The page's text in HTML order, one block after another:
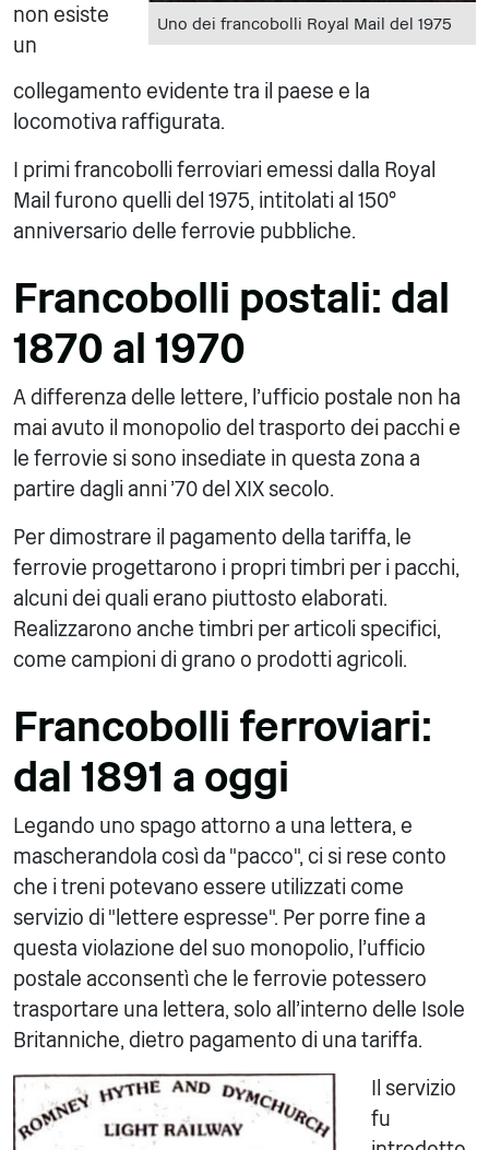
Uno dei francobolli Royal Mail del 1975
non esiste
un
collegamento evidente tra il paese e la
locomotiva raffigurata.
I primi francobolli ferroviari emessi dalla Royal
Mail furono quelli del 1975, intitolati al 150°
anniversario delle ferrovie pubbliche.
Francobolli postali: dal
1870 al 1970
A differenza delle lettere, l'ufficio postale non ha
mai avuto il monopolio del trasporto dei pacchi e
le ferrovie si sono insediate in questa zona a
partire dagli anni '70 del XIX secolo.
Per dimostrare il pagamento della tariffa, le
ferrovie progettarono i propri timbri per i pacchi,
alcuni dei quali erano piuttosto elaborati.
Realizzarono anche timbri per articoli specifici,
come campioni di grano o prodotti agricoli.
Francobolli ferroviari:
dal 1891 a oggi
Legando uno spago attorno a una lettera, e
mascherandola così da "pacco", ci si rese conto
che i treni potevano essere utilizzati come
servizio di "lettere espresse". Per porre fine a
questa violazione del suo monopolio, l'ufficio
postale acconsentì che le ferrovie potessero
trasportare una lettera, solo all'interno delle Isole
Britanniche, dietro pagamento di una tariffa.
Il servizio
fu